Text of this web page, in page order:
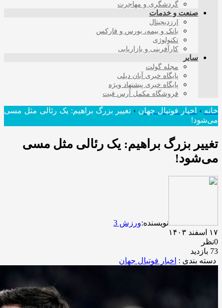
گردشگری و مهاجرت
صنعت و خدمات
ارزدیجیتال
بانک و بیمه، بورس و فارکس
تکنولوژی
کارآفرینی و بازاریابی
سایر
مجله گولت
پایگاه خبری آبان دیلی
پایگاه خبری پیشنهاد ویژه
فروشگاه مکمل آرس فیت
خانه › اخبار فوتبال جهان › تغییر بزرگ براهیم: یک رئالی مثل مسی
می‌شود!‏
تغییر بزرگ براهیم: یک رئالی مثل مسی
می‌شود!‏
نویسنده:ورزش 3
۱۷ اسفند ۱۴۰۳
0نظر
73 بازدید
دسته بندی : اخبار فوتبال جهان